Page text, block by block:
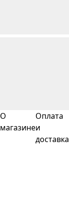
О
магазине
Оплата
и
доставка